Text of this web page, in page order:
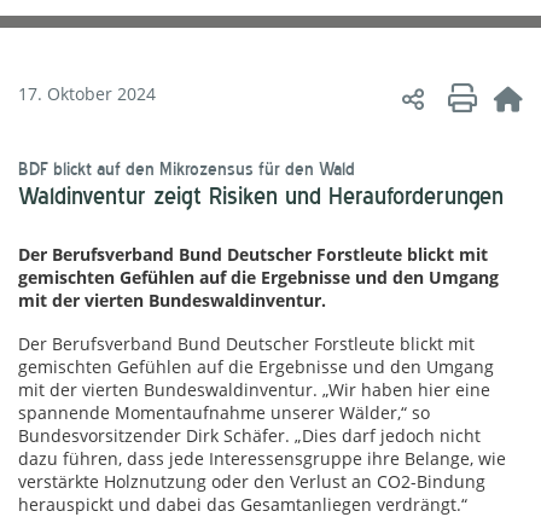
17. Oktober 2024
BDF blickt auf den Mikrozensus für den Wald
Waldinventur zeigt Risiken und Herauforderungen
Der Berufsverband Bund Deutscher Forstleute blickt mit
gemischten Gefühlen auf die Ergebnisse und den Umgang
mit der vierten Bundeswaldinventur.
Der Berufsverband Bund Deutscher Forstleute blickt mit
gemischten Gefühlen auf die Ergebnisse und den Umgang
mit der vierten Bundeswaldinventur. „Wir haben hier eine
spannende Momentaufnahme unserer Wälder,“ so
Bundesvorsitzender Dirk Schäfer. „Dies darf jedoch nicht
dazu führen, dass jede Interessensgruppe ihre Belange, wie
verstärkte Holznutzung oder den Verlust an CO2-Bindung
herauspickt und dabei das Gesamtanliegen verdrängt.“